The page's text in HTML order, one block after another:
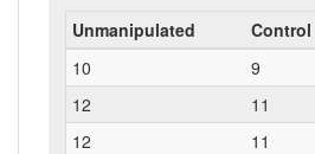
Unmanipulated
Control
10
9
12
11
12
11